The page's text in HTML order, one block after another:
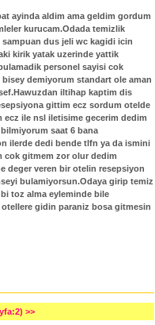
ayinda aldim ama geldim gordum
kurucam.Odada temizlik
dus jeli wc kagidi icin
kirik yatak uzerinde yattik
personel sayisi cok
demiyorum standart ole aman
iltihap kaptim dis
gittim ecz sordum otelde
ecz ile nsl iletisime gecerim dedim
saat 6 bana
ilerde dedi bende tlfn ya da ismini
cok gitmem zor olur dedim
deger veren bir otelin resepsiyon
bulamiyorsun.Odaya girip temiz
toz alma eyleminde bile
gidin paraniz bosa gitmesin
>>